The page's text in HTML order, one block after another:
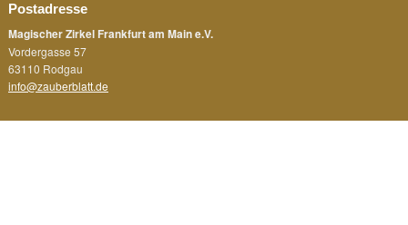
Postadresse
Magischer Zirkel Frankfurt am Main e.V.
Vordergasse 57
63110 Rodgau
info@zauberblatt.de